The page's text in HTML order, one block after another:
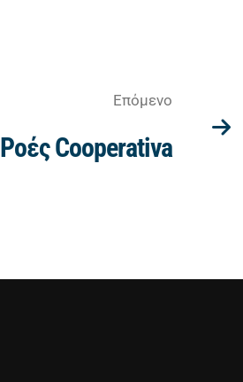
Επόμενο
Ροές Cooperativa